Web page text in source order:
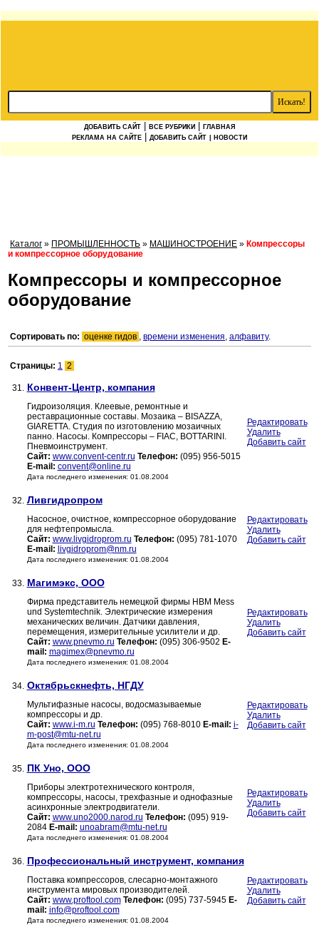
ДОБАВИТЬ САЙТ ВСЕ РУБРИКИ
ГЛАВНАЯ
РЕКЛАМА НА САЙТЕ
ДОБАВИТЬ САЙТ | НОВОСТИ
Каталог » ПРОМЫШЛЕННОСТЬ » МАШИНОСТРОЕНИЕ » Компрессоры
и компрессорное оборудование
Компрессоры и компрессорное
оборудование
Сортировать по: оценке гидов , времени изменения, алфавиту.
Страницы: 1 2
31. Конвент-Центр, компания
Гидроизоляция. Клеевые, ремонтные и
реставрационные составы. Мозаика – BISAZZA,
GIARETTA. Студия по изготовлению мозаичных
панно. Насосы. Компрессоры – FIAC, BOTTARINI.
Пневмоинструмент.
Сайт: www.convent-centr.ru Телефон: (095) 956-5015
E-mail: convent@online.ru
Дата последнего изменения: 01.08.2004
Редактировать
Удалить
Добавить сайт
32. Ливгидропром
Насосное, очистное, компрессорное оборудование
для нефтепромысла.
Сайт: www.livgidroprom.ru Телефон: (095) 781-1070
E-mail: livgidroprom@nm.ru
Дата последнего изменения: 01.08.2004
Редактировать
Удалить
Добавить сайт
33. Магимэкс, ООО
Фирма представитель немецкой фирмы НВМ Mess
und Systemtechnik. Электрические измерения
механических величин. Датчики давления,
перемещения, измерительные усилители и др.
Сайт: www.pnevmo.ru Телефон: (095) 306-9502 E-
mail: magimex@pnevmo.ru
Дата последнего изменения: 01.08.2004
Редактировать
Удалить
Добавить сайт
34. Октябрьскнефть, НГДУ
Мультифазные насосы, водосмазываемые
компрессоры и др.
Сайт: www.i-m.ru Телефон: (095) 768-8010 E-mail: i-
m-post@mtu-net.ru
Дата последнего изменения: 01.08.2004
Редактировать
Удалить
Добавить сайт
35. ПК Уно, ООО
Приборы электротехнического контроля,
компрессоры, насосы, трехфазные и однофазные
асинхронные электродвигатели.
Сайт: www.uno2000.narod.ru Телефон: (095) 919-
2084 E-mail: unoabram@mtu-net.ru
Дата последнего изменения: 01.08.2004
Редактировать
Удалить
Добавить сайт
36. Профессиональный инструмент, компания
Поставка компрессоров, слесарно-монтажного
инструмента мировых производителей.
Сайт: www.proftool.com Телефон: (095) 737-5945 E-
mail: info@proftool.com
Дата последнего изменения: 01.08.2004
Редактировать
Удалить
Добавить сайт